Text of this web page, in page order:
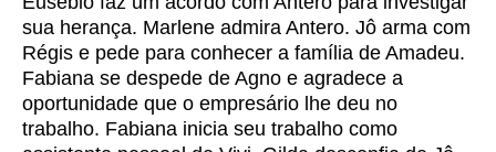
sua herança. Marlene admira Antero. Jô arma com
Régis e pede para conhecer a família de Amadeu.
Fabiana se despede de Agno e agradece a
oportunidade que o empresário lhe deu no
trabalho. Fabiana inicia seu trabalho como